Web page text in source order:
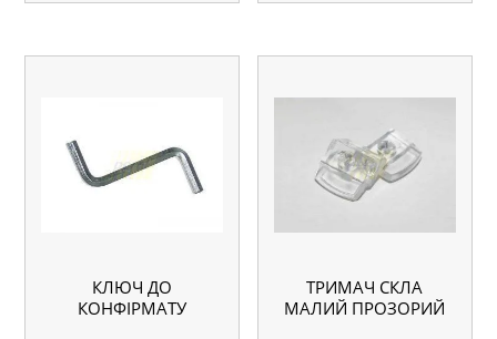
КЛЮЧ ДО
КОНФІРМАТУ
ТРИМАЧ СКЛА
МАЛИЙ ПРОЗОРИЙ